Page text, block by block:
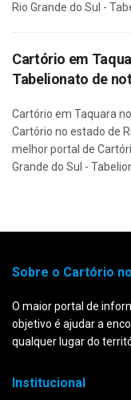
Rio Grande do Sul -
Cartório em
Tabelionato de
Cartório em Taquara
Cartório no estado de
melhor portal de
Grande do Sul -
Sobre o Cartório
O maior portal de
objetivo é ajudar a
qualquer lugar do
Institucional